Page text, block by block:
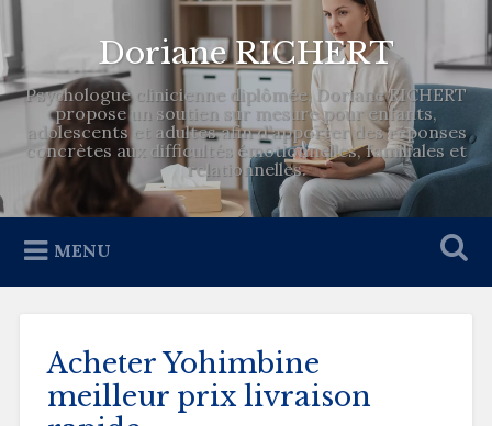
Doriane RICHERT
Psychologue clinicienne diplômée, Doriane RICHERT
propose un soutien sur mesure pour enfants,
adolescents et adultes afin d’apporter des réponses
concrètes aux difficultés émotionnelles, familiales et
relationnelles.
MENU
Acheter Yohimbine
meilleur prix livraison